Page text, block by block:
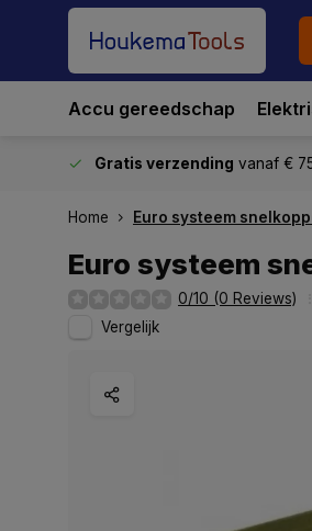
Accu gereedschap
Gratis verzending vanaf €
Home Euro systeem
Euro systeem
0/10 (0 Reviews)
Vergelijk